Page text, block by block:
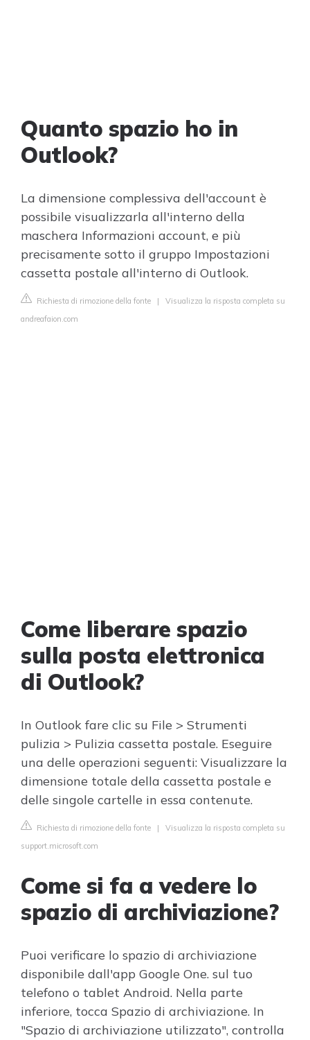
Quanto spazio ho in
Outlook?
La dimensione complessiva dell'account è
possibile visualizzarla all'interno della
maschera Informazioni account, e più
precisamente sotto il gruppo Impostazioni
cassetta postale all'interno di Outlook.
Richiesta di rimozione della fonte | Visualizza la risposta completa su
andreafaion.com
Come liberare spazio
sulla posta elettronica
di Outlook?
In Outlook fare clic su File > Strumenti
pulizia > Pulizia cassetta postale. Eseguire
una delle operazioni seguenti: Visualizzare la
dimensione totale della cassetta postale e
delle singole cartelle in essa contenute.
Richiesta di rimozione della fonte | Visualizza la risposta completa su
support.microsoft.com
Come si fa a vedere lo
spazio di archiviazione?
Puoi verificare lo spazio di archiviazione
disponibile dall'app Google One. sul tuo
telefono o tablet Android. Nella parte
inferiore, tocca Spazio di archiviazione. In
"Spazio di archiviazione utilizzato", controlla